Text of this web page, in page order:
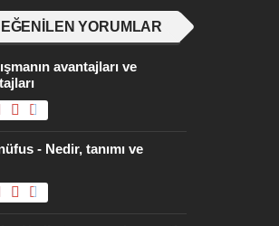
YORUMLAR
avantajları ve
- Nedir, tanımı ve